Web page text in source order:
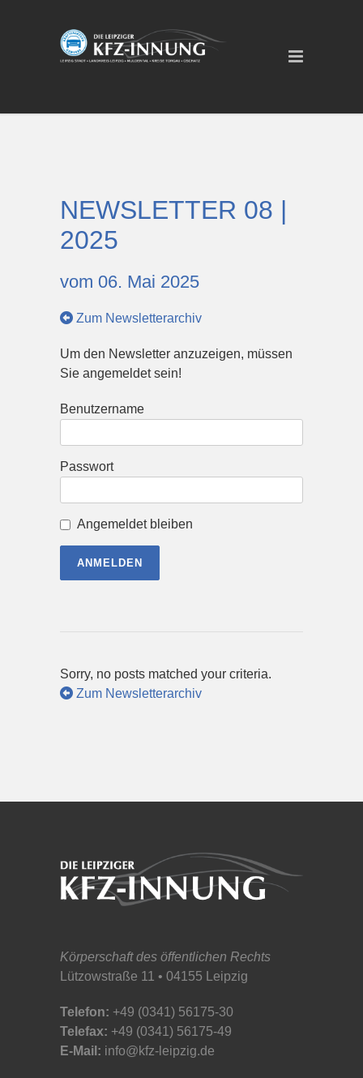
NEWSLETTER 08 |
2025
vom 06. Mai 2025
Zum Newsletterarchiv
Um den Newsletter anzuzeigen, müssen
Sie angemeldet sein!
Benutzername
Passwort
Angemeldet bleiben
Sorry, no posts matched your criteria.
Zum Newsletterarchiv
Körperschaft des öffentlichen Rechts
Lützowstraße 11 • 04155 Leipzig
Telefon: +49 (0341) 56175-30
Telefax: +49 (0341) 56175-49
E-Mail: info@kfz-leipzig.de